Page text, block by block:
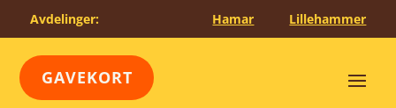
Avdelinger: Hamar Lillehammer
GAVEKORT